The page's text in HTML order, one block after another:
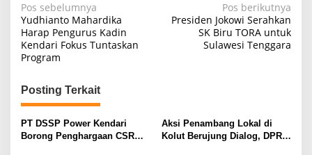
N
a
v
g
a
s
Pos sebelumnya
Yudhianto Mahardika
Harap Pengurus Kadin
Kendari Fokus Tuntaskan
Program
Pos berikutnya
Presiden Jokowi Serahkan
SK Biru TORA untuk
Sulawesi Tenggara
Posting Terkait
PT DSSP Power Kendari
Borong Penghargaan CSR
Aksi Penambang Lokal di
Kolut Berujung Dialog, DPRD